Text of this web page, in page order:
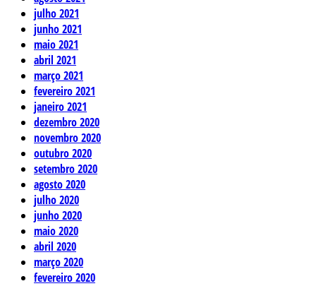
julho 2021
junho 2021
maio 2021
abril 2021
março 2021
fevereiro 2021
janeiro 2021
dezembro 2020
novembro 2020
outubro 2020
setembro 2020
agosto 2020
julho 2020
junho 2020
maio 2020
abril 2020
março 2020
fevereiro 2020